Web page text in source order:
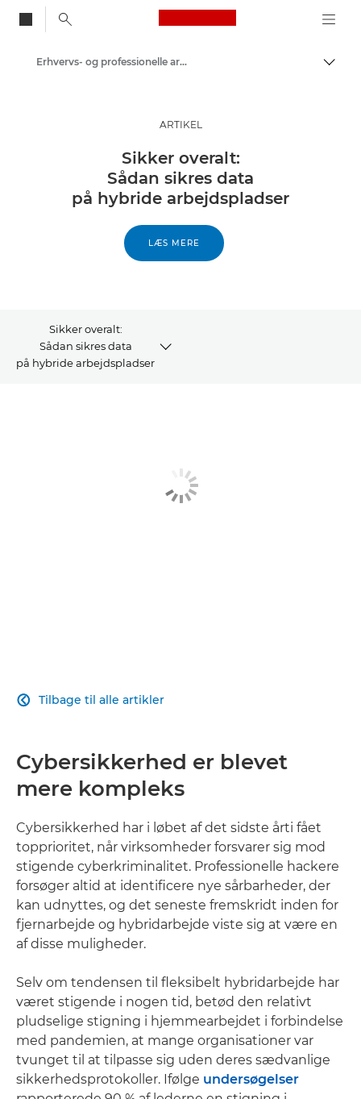
Canon Logo, back
Skift
Erhvervs- og professionelle artikler
ARTIKEL
Sikker overalt:
Sådan sikres data
på hybride arbejdspladser
LÆS MERE
Sikker overalt:
Sådan sikres data
på hybride arbejdspladser
Tilbage til alle artikler

Cybersikkerhed er blevet
mere kompleks
Cybersikkerhed har i løbet af det sidste årti fået
topprioritet, når virksomheder forsvarer sig mod
stigende cyberkriminalitet. Professionelle hackere
forsøger altid at identificere nye sårbarheder, der
kan udnyttes, og det seneste fremskridt inden for
fjernarbejde og hybridarbejde viste sig at være en
af disse muligheder.
Selv om tendensen til fleksibelt hybridarbejde har
været stigende i nogen tid, betød den relativt
pludselige stigning i hjemmearbejdet i forbindelse
med pandemien, at mange organisationer var
tvunget til at tilpasse sig uden deres sædvanlige
sikkerhedsprotokoller. Ifølge undersøgelser